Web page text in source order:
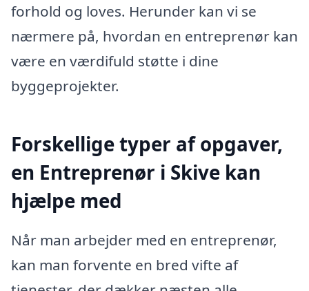
forhold og loves. Herunder kan vi se
nærmere på, hvordan en entreprenør kan
være en værdifuld støtte i dine
byggeprojekter.
Forskellige typer af opgaver,
en Entreprenør i Skive kan
hjælpe med
Når man arbejder med en entreprenør,
kan man forvente en bred vifte af